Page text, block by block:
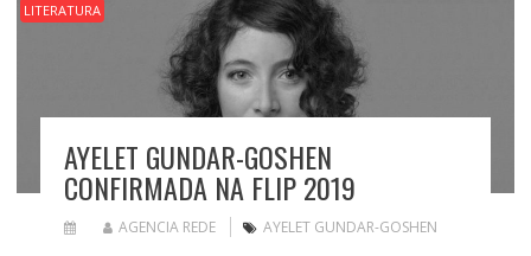
LITERATURA
AYELET GUNDAR-GOSHEN
CONFIRMADA NA FLIP 2019
AGENCIA REDE AYELET GUNDAR-GOSHEN